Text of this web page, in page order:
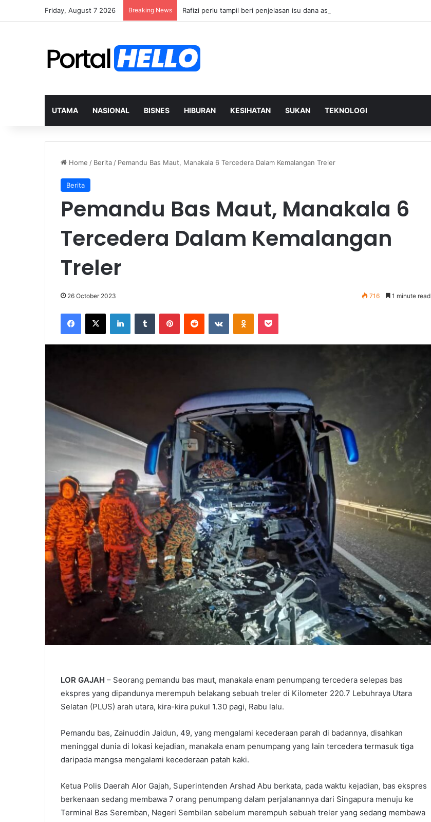
Friday, August 7 2026 Breaking News Rafizi perlu tampil beri penjelasan isu dana asing, khianat negara
UTAMA NASIONAL BISNES HIBURAN KESIHATAN SUKAN TEKNOLOGI
Home / Berita / Pemandu Bas Maut, Manakala 6 Tercedera Dalam Kemalangan Treler
Berita
Pemandu Bas Maut, Manakala 6
Tercedera Dalam Kemalangan
Treler
26 October 2023 716 1 minute read
Facebook
X LinkedInTumblr PinterestReddit VKontakteOdnoklassniki
Pocket
LOR GAJAH – Seorang pemandu bas maut, manakala enam penumpang tercedera selepas bas
ekspres yang dipandunya merempuh belakang sebuah treler di Kilometer 220.7 Lebuhraya Utara
Selatan (PLUS) arah utara, kira-kira pukul 1.30 pagi, Rabu lalu.
Pemandu bas, Zainuddin Jaidun, 49, yang mengalami kecederaan parah di badannya, disahkan
meninggal dunia di lokasi kejadian, manakala enam penumpang yang lain tercedera termasuk tiga
daripada mangsa mengalami kecederaan patah kaki.
Ketua Polis Daerah Alor Gajah, Superintenden Arshad Abu berkata, pada waktu kejadian, bas ekspres
berkenaan sedang membawa 7 orang penumpang dalam perjalanannya dari Singapura menuju ke
Terminal Bas Seremban, Negeri Sembilan sebelum merempuh sebuah treler yang sedang membawa